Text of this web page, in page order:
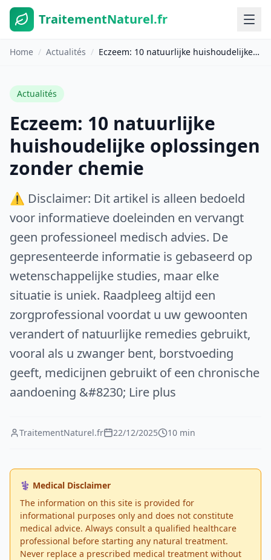
TraitementNaturel.fr
Home / Actualités / Eczeem: 10 natuurlijke huishoudelijke oplossingen zonder chemie
Actualités
Eczeem: 10 natuurlijke
huishoudelijke oplossingen
zonder chemie
⚠️ Disclaimer: Dit artikel is alleen bedoeld
voor informatieve doeleinden en vervangt
geen professioneel medisch advies. De
gepresenteerde informatie is gebaseerd op
wetenschappelijke studies, maar elke
situatie is uniek. Raadpleeg altijd een
zorgprofessional voordat u uw gewoonten
verandert of natuurlijke remedies gebruikt,
vooral als u zwanger bent, borstvoeding
geeft, medicijnen gebruikt of een chronische
aandoening &#8230; Lire plus
TraitementNaturel.fr 22/12/2025 10 min
⚕️ Medical Disclaimer
The information on this site is provided for
informational purposes only and does not constitute
medical advice. Always consult a qualified healthcare
professional before starting any natural treatment.
Never replace a prescribed medical treatment without